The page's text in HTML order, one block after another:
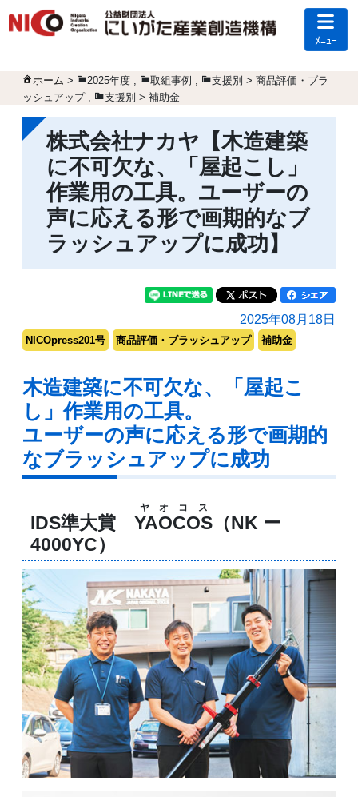
ﾒﾆｭｰ
ホーム > 2025年度 , 取組事例 ,
支援別 > 商品評価・ブラ
ッシュアップ, 支援別 > 補助金
株式会社ナカヤ【木造建築
に不可欠な、「屋起こし」
作業用の工具。ユーザーの
声に応える形で画期的なブ
ラッシュアップに成功】
2025年08月18日
NICOpress201号 商品評価・ブラッシュアップ 補助金
木造建築に不可欠な、「屋起こ
し」作業用の工具。
ユーザーの声に応える形で画期的
なブラッシュアップに成功
IDS準大賞YAOCOS
ヤオコス
（NK ー
4000YC）